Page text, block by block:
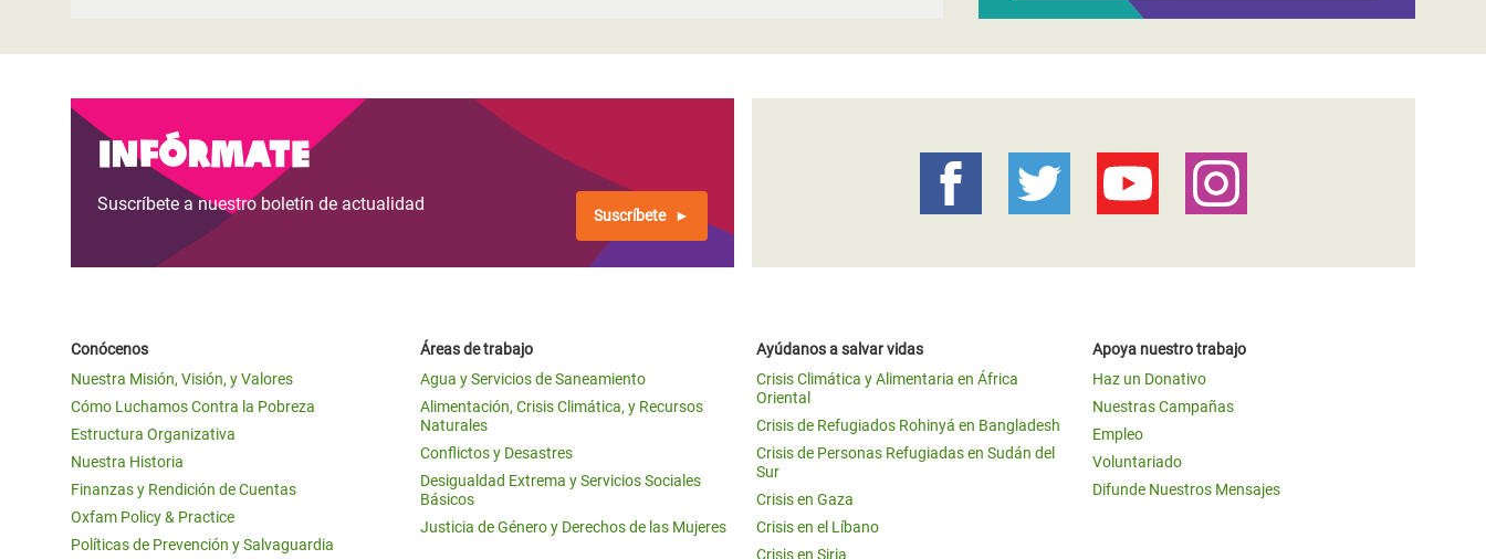
Infórmate
Suscríbete a nuestro boletín de actualidad
Suscríbete
Conócenos
Nuestra Misión, Visión, y Valores
Cómo Luchamos Contra la Pobreza
Estructura Organizativa
Nuestra Historia
Finanzas y Rendición de Cuentas
Oxfam Policy & Practice
Políticas de Prevención y Salvaguardia
Áreas de trabajo
Agua y Servicios de Saneamiento
Alimentación, Crisis Climática, y Recursos
Naturales
Conflictos y Desastres
Desigualdad Extrema y Servicios Sociales
Básicos
Justicia de Género y Derechos de las Mujeres
Ayúdanos a salvar vidas
Crisis Climática y Alimentaria en África
Oriental
Crisis de Refugiados Rohinyá en Bangladesh
Crisis de Personas Refugiadas en Sudán del
Sur
Crisis en Gaza
Crisis en el Líbano
Crisis en Siria
Apoya nuestro trabajo
Haz un Donativo
Nuestras Campañas
Empleo
Voluntariado
Difunde Nuestros Mensajes